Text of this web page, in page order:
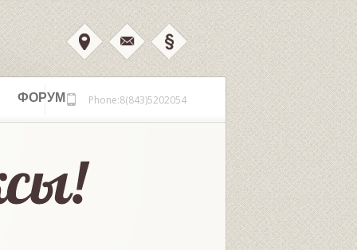
ФОРУМ Phone:8(843)5202054